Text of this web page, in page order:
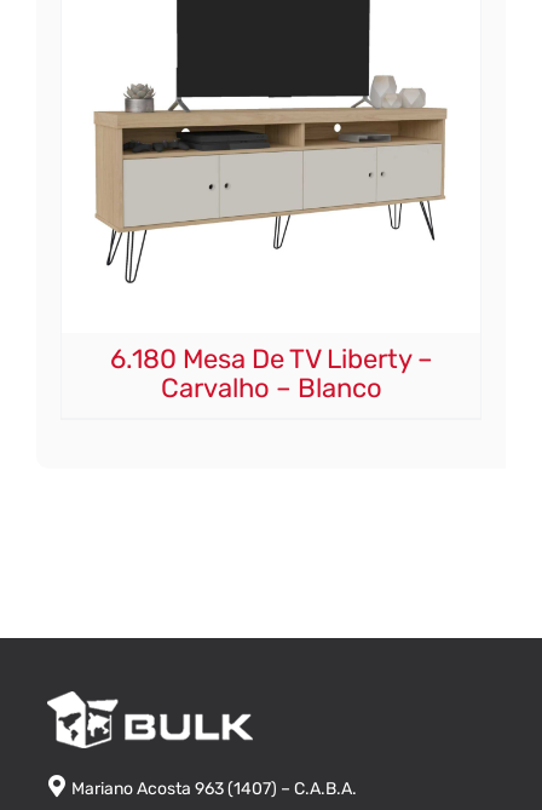
6.180 Mesa De TV Liberty –
Carvalho – Blanco
Mariano Acosta 963 (1407) – C.A.B.A.